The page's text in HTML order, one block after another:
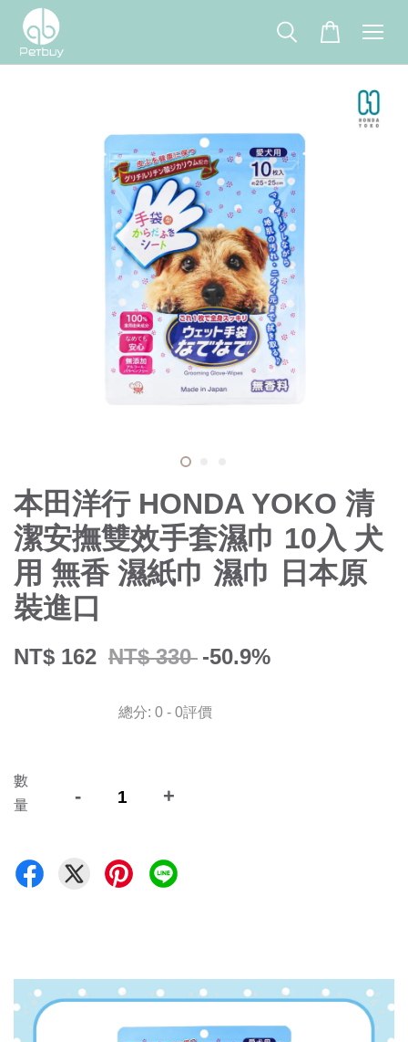
本田洋行 HONDA YOKO 清
潔安撫雙效手套濕巾 10入 犬
用 無香 濕紙巾 濕巾 日本原
裝進口
NT$ 162 NT$ 330 -50.9%
總分: 0 - 0評價
數
量
- +